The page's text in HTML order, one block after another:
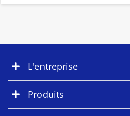
L'entreprise
Produits